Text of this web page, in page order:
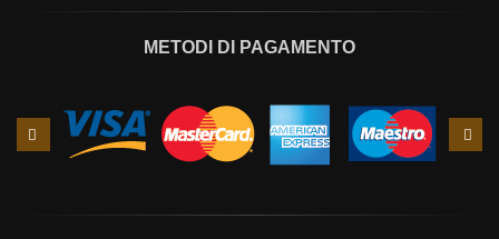
METODI DI PAGAMENTO
precedente